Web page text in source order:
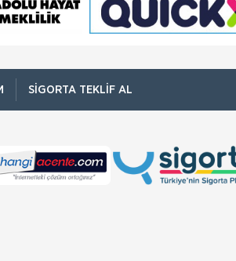
fare tarafından kemirilmesi nedeniyle sigorta
şiKadınlar Emeklilikte İyi Maaş,
AvivaSA, gençlerin bireysel emeklilik sistemine
yaklaşımını ve tasarruf alışkanlıklarını
öğrenmek amacıyla, Yöntem Araştır
NN Hayat ve Emeklilik, bireysel emeklilik
sözleşmesi ya da İyi Yaşa Hayat Sigortası’na
sahip müşterilerine “Önce Sen” Dünyası’nda
SIGORTA TEKLIF AL